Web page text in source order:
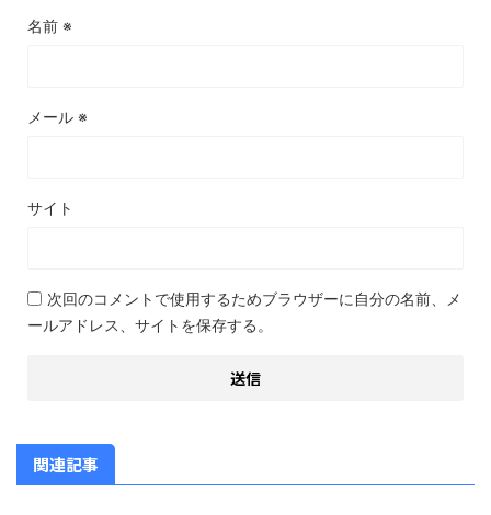
名前 ※
メール ※
サイト
次回のコメントで使用するためブラウザーに自分の名前、メ
ールアドレス、サイトを保存する。
関連記事